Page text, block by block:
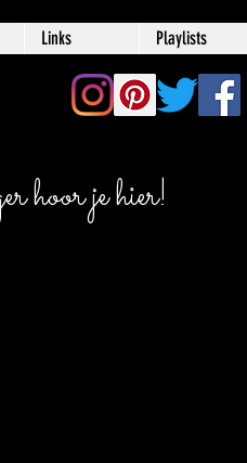
Links Playlists
hoor je hier!